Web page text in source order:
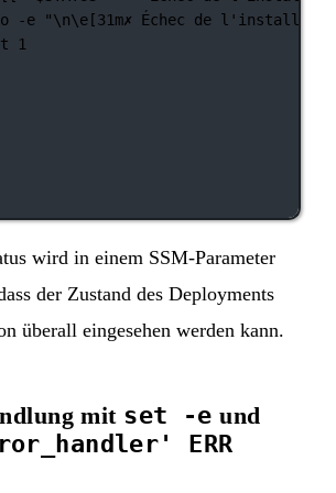
-e
"\n\e[31m✗ Échec de
1
wird in einem SSM-Parameter
der Zustand des Deployments
überall eingesehen werden kann.
mit set -e und
ERR